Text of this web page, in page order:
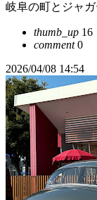
岐阜の町とジャガ
thumb_up 16
comment0
2026/04/08 14:54